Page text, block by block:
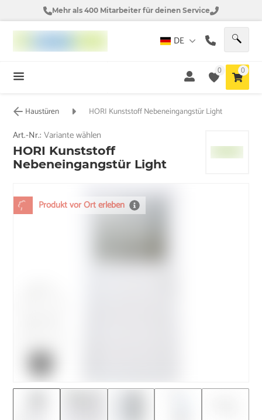
Mehr als 400 Mitarbeiter für deinen Service
DE
0 0
Haustüren HORI Kunststoff Nebeneingangstür Light
Produkt vor Ort erleben
Art.-Nr.:Variante wählen
HORI Kunststoff
Nebeneingangstür Light